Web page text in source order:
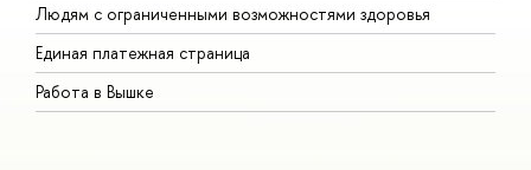
Людям с ограниченными возможностями здоровья
Единая платежная страница
Работа в Вышке